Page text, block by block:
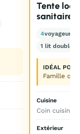
Tente
sanitaire
4voyageurs
1 lit double
IDÉAL POUR
Famille qui
Cuisine
Coin cuisine
Extérieur